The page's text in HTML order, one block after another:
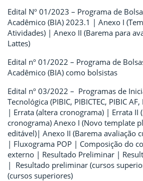
Edital Nº 01/2023 – Programa de
Acadêmico (BIA) 2023.1 | Anexo I
Atividades) | Anexo II (Barema para
Lattes)
Edital nº 01/2022 – Programa de
Acadêmico (BIA) como bolsistas
Edital nº 03/2022 – Programas de
Tecnológica (PIBIC, PIBICTEC, PIBIC AF,
| Errata (altera cronograma) | Errata II
cronograma) Anexo I (Novo template
editável)| Anexo II (Barema avaliação
| Fluxograma POP | Composição do
externo | Resultado Preliminar |
| Resultado preliminar (cursos
(cursos superiores)